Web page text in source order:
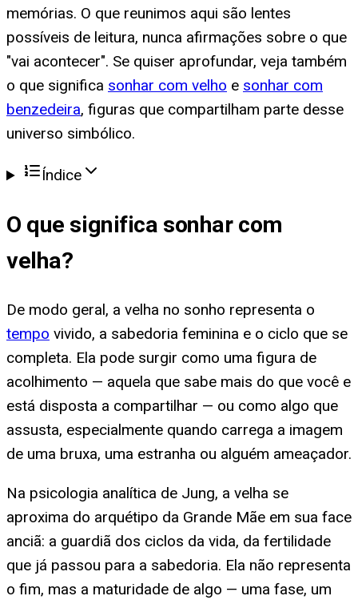
memórias. O que reunimos aqui são lentes
possíveis de leitura, nunca afirmações sobre o que
"vai acontecer". Se quiser aprofundar, veja também
o que significa sonhar com velho e sonhar com
benzedeira, figuras que compartilham parte desse
universo simbólico.
Índice
O que significa sonhar com
velha?
De modo geral, a velha no sonho representa o
tempo vivido, a sabedoria feminina e o ciclo que se
completa. Ela pode surgir como uma figura de
acolhimento — aquela que sabe mais do que você e
está disposta a compartilhar — ou como algo que
assusta, especialmente quando carrega a imagem
de uma bruxa, uma estranha ou alguém ameaçador.
Na psicologia analítica de Jung, a velha se
aproxima do arquétipo da Grande Mãe em sua face
anciã: a guardiã dos ciclos da vida, da fertilidade
que já passou para a sabedoria. Ela não representa
o fim, mas a maturidade de algo — uma fase, um